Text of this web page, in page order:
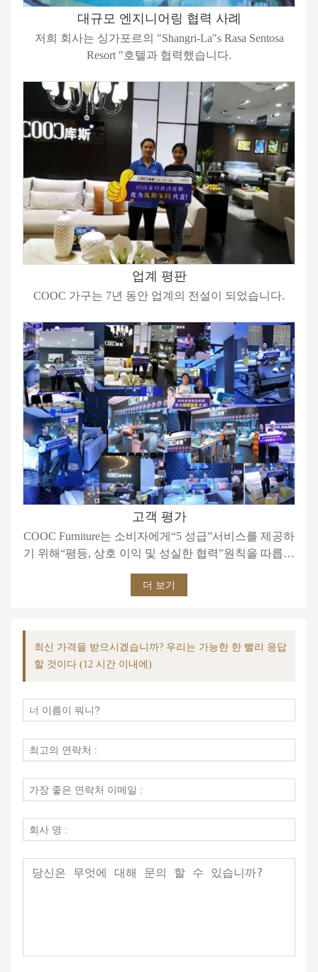
대규모 엔지니어링 협력 사례
저희 회사는 싱가포르의 "Shangri-La"s Rasa Sentosa
Resort "호텔과 협력했습니다.
업계 평판
COOC 가구는 7년 동안 업계의 전설이 되었습니다.
고객 평가
COOC Furniture는 소비자에게“5 성급”서비스를 제공하
기 위해“평등, 상호 이익 및 성실한 협력”원칙을 따릅니
더 보기
최신 가격을 받으시겠습니까? 우리는 가능한 한 빨리 응답
할 것이다 (12 시간 이내에)